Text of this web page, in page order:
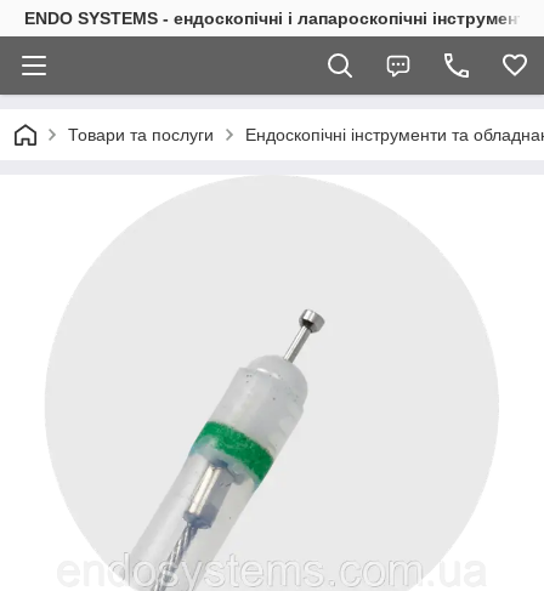
ENDO SYSTEMS - ендоскопічні і лапароскопічні інструменти
Товари та послуги Ендоскопічні інструменти та